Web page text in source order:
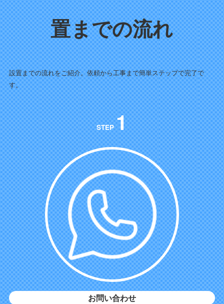
置までの流れ
設置までの流れをご紹介。依頼から工事まで簡単ステップで完了で
す。
STEP1
お問い合わせ